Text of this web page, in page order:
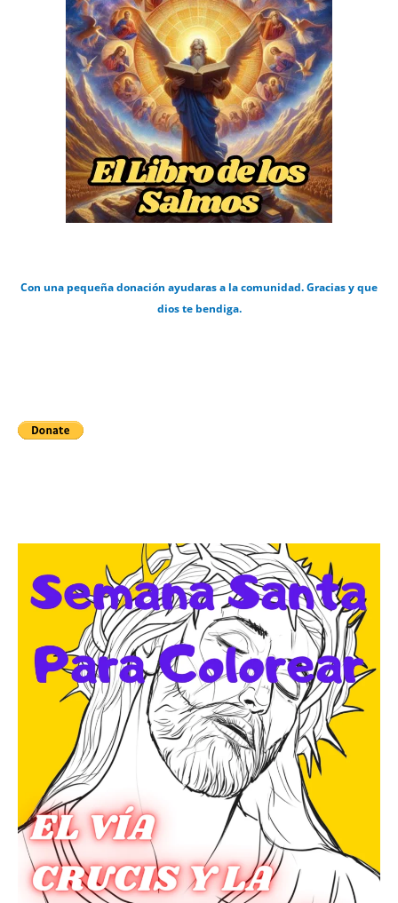
Con una pequeña donación ayudaras a la comunidad. Gracias y que
dios te bendiga.